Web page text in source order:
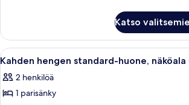
näköala
puutarhaan
kuvat
standard-
huone,
näköala
Katso
Avaa
kaikki
huonetyypin
Kahden
Hotellihuone,
5
Kahden hengen standard-huone,
2 henkilöä
1 parisänky